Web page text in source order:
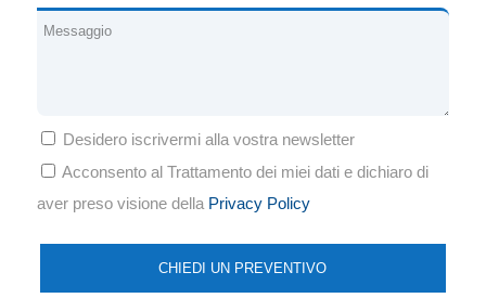
Desidero iscrivermi alla vostra newsletter
Acconsento al Trattamento dei miei dati e dichiaro di
aver preso visione della Privacy Policy